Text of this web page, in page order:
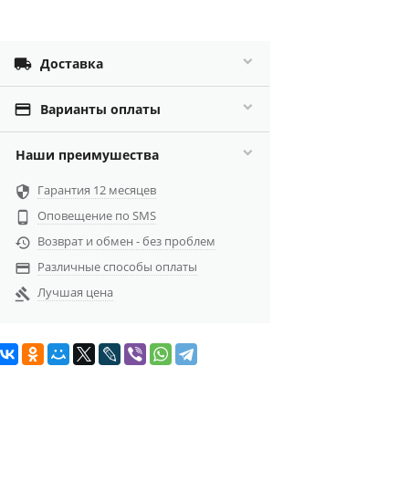
 Доставка
 Варианты оплаты
Наши преимушества
 Гарантия 12 месяцев

Оповещение по SMS
 Возврат и обмен - без проблем
 Различные способы оплаты
 Лучшая цена